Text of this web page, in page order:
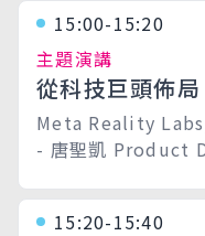
15:00-15:20
主題演講
從科技巨頭佈
Meta Reality
- 唐聖凱 Product
15:20-15:40